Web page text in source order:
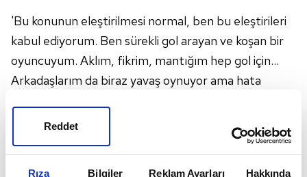
Rıza Bilgiler Reklam Ayarları Hakkında
Reddet
'Bu konunun eleştirilmesi normal, ben bu eleştirileri
kabul ediyorum. Ben sürekli gol arayan ve koşan bir
oyuncuyum. Aklım, fikrim, mantığım hep gol için...
Arkadaşlarım da biraz yavaş oynuyor ama hata
hatalı olabilir biraz daha dikaktli olmam gerekiyor. Bu